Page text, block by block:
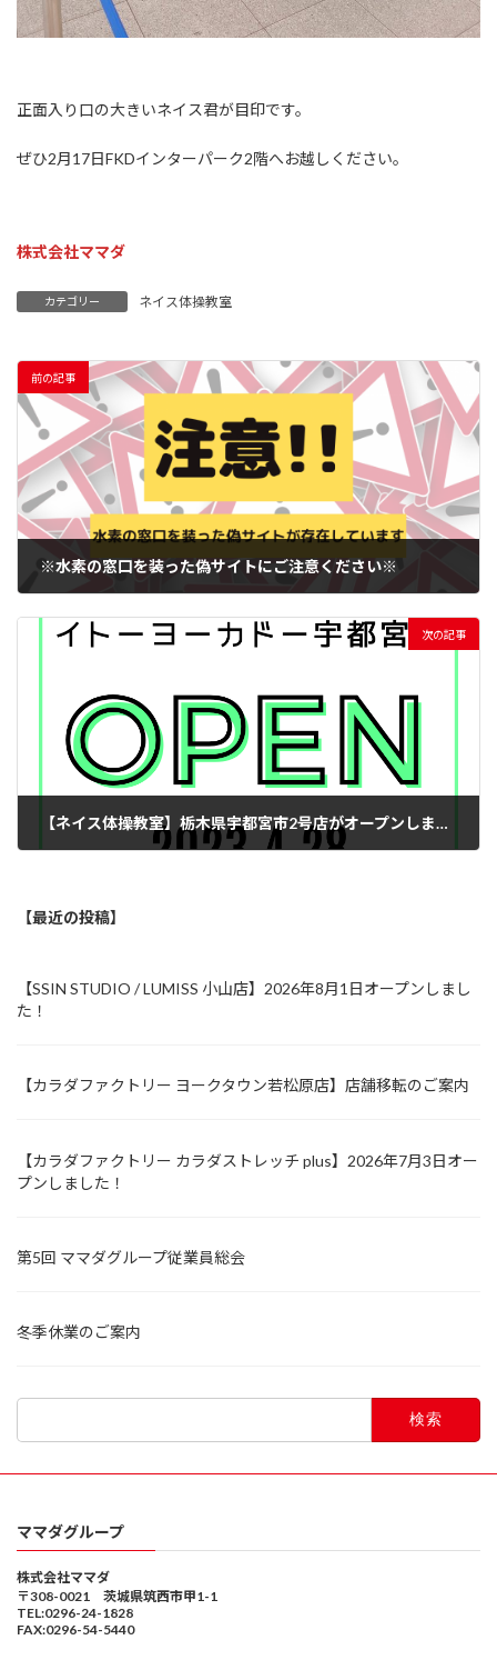
正面入り口の大きいネイス君が目印です。
ぜひ2月17日FKDインターパーク2階へお越しください。
株式会社ママダ
カテゴリー ネイス体操教室
前の記事
※水素の窓口を装った偽サイトにご注意ください※
次の記事
【ネイス体操教室】栃木県宇都宮市2号店がオープンしました！
【最近の投稿】
【SSIN STUDIO / LUMISS 小山店】2026年8月1日オープンしまし
た！
【カラダファクトリー ヨークタウン若松原店】店舗移転のご案内
【カラダファクトリー カラダストレッチ plus】2026年7月3日オー
プンしました！
第5回 ママダグループ従業員総会
冬季休業のご案内
ママダグループ
株式会社ママダ
〒308-0021 茨城県筑西市甲1-1
TEL:0296-24-1828
FAX:0296-54-5440